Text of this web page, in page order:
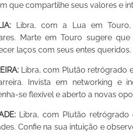
que compartilhe seus valores e
Libra, com a Lua em Touro,
Marte em Touro sugere
laços com seus entes queridos.
Libra, com Plutão retrógrado
Invista em networking e
se flexível e aberto a novas
Libra, com Plutão
Confie na sua intuição e